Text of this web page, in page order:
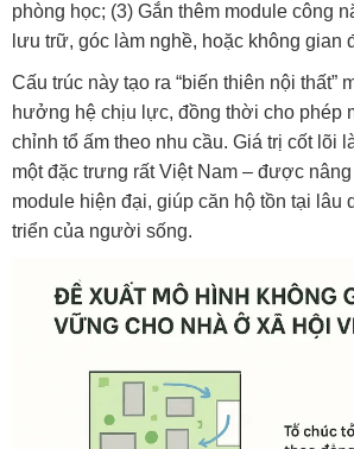
phòng học; (3) Gắn thêm module công
lưu trữ, góc làm nghề, hoặc không gian
Cấu trúc này tạo ra “biến thiên nội thất”
hưởng hệ chịu lực, đồng thời cho phép
chỉnh tổ ấm theo nhu cầu. Giá trị cốt lõi
một đặc trưng rất Việt Nam – được
module hiện đại, giúp căn hộ tồn tại lâu
triển của người sống.